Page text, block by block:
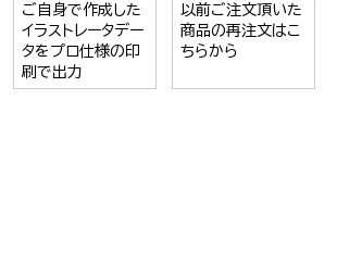
ご自身で作成した
イラストレータデー
タをプロ仕様の印
刷で出力
以前ご注文頂いた
商品の再注文はこ
ちらから